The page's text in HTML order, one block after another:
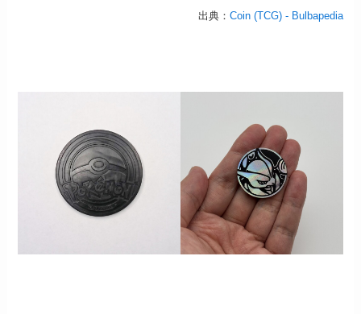
出典： Coin (TCG) - Bulbapedia